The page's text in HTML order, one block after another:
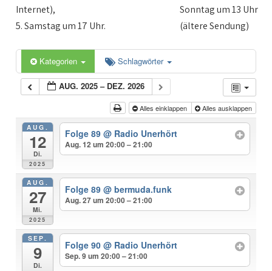
Internet),
5. Samstag um 17 Uhr.
Sonntag um 13 Uhr
(ältere Sendung)
Kategorien Schlagwörter
AUG. 2025 – DEZ. 2026
Alles einklappen Alles ausklappen
AUG.
12
Di.
2025
Folge 89 @ Radio Unerhört
Aug. 12 um 20:00 – 21:00
AUG.
27
Mi.
2025
Folge 89 @ bermuda.funk
Aug. 27 um 20:00 – 21:00
SEP.
9
Di.
Folge 90 @ Radio Unerhört
Sep. 9 um 20:00 – 21:00